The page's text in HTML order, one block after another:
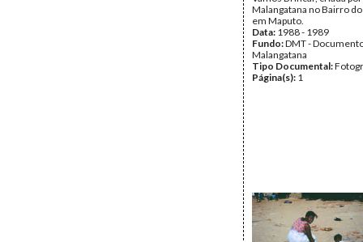
Malangatana no Bairro
em Maputo.
Data: 1988 - 1989
Fundo:DMT -
Malangatana
Tipo Documental:
Página(s): 1